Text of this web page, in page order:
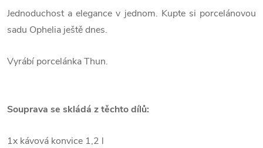
Jednoduchost a elegance v jednom. Kupte si porcelánovou
sadu Ophelia ještě dnes.
Vyrábí porcelánka Thun.
Souprava se skládá z těchto dílů:
1x kávová konvice 1,2 l